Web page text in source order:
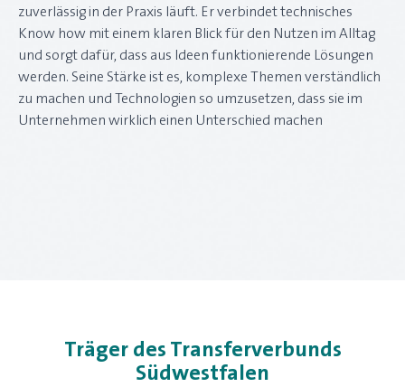
zuverlässig in der Praxis läuft. Er verbindet technisches
Know how mit einem klaren Blick für den Nutzen im Alltag
und sorgt dafür, dass aus Ideen funktionierende Lösungen
werden. Seine Stärke ist es, komplexe Themen verständlich
zu machen und Technologien so umzusetzen, dass sie im
Unternehmen wirklich einen Unterschied machen
Träger des Transferverbunds
Südwestfalen